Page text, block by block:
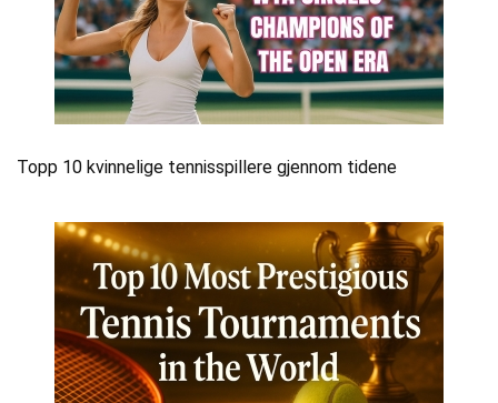
Topp 10 kvinnelige tennisspillere gjennom tidene